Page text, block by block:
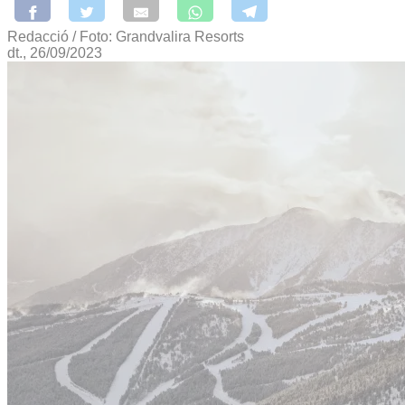
Redacció / Foto: Grandvalira Resorts
dt., 26/09/2023